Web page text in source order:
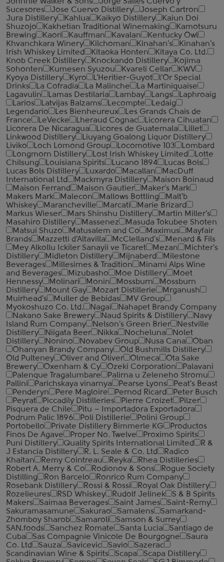
Sucesores
Jose Cuervo Distillery
Joseph Cartron
Jura Distillery
Kahlua Kaikyo Distillery
Kaiun Doi
Shuzojo
Kakhetian Traditional Winemaking
Kamotsuru
Brewing
Kaori Kauffman Kavalan
Kentucky Owl
Khvanchkara Winery
Kilchoman Kinahan's
Kinahan's
Irish Whiskey Limited
Kitaoka Honten
Kitaya Co. Ltd.
Knob Creek Distillery
Knockando Distillery
Kojima
Sohonten
Kumesen Syuzou Kvareli Cellar
KWV
Kyoya Distillery
Kyro L'Heritier-Guyot
l'Or Special
Drinks
La Cofradia La Malinche
La Martiniquaise
Lagavulin
Lamas Destilaria Lambay Langs
Laphroaig
Larios
Latvijas Balzams Lecompte
Ledaig
Legendario
Les Bienheureux
Les Grands Chais de
France
LeVecke Lheraud Cognac
Licorera Cihuatan
Licorera De Nicaragua
Licores de Guatemala
Lillet
Linkwood Distillery
Liuyang Goalong Liquor Distillery
Liviko
Loch Lomond Group Locomotive 103
Lombard
Longmorn Distillery
Lost Irish Whiskey Limited
Lotte
Chilsung
Louisiana Spirits Lucano 1894
Lucas Bols
Lucas Bols Distillery
Luxardo Macallan
MacDuff
International Ltd
Mackmyra Distillery
Maison Boinaud
Maison Ferrand
Maison Gautier
Maker's Mark
Makers Mark
Malecon Mallows Bottling
Malt'b
Whiskey
Marancheville Marcati
Marie Brizard
Markus Wieser
Mars Shinshu Distillery
Martin Miller's
Masahiro Distillery
Massenez
Masuda Tokubee Shoten
Matsui Shuzo
Matusalem and Co Maximus
Mayfair
Brands
Mazzetti d'Altavilla McClelland's
Menard & Fils
Mey Alkollu Ickiler Sanayii ve Ticaret
Mezan
Michter's
Distillery
Midleton Distillery Mijnaberd
Milestone
Beverages
Millesimes & Tradition
Minami Alps Wine
and Beverages
Mizubasho Moe Distillery
Moet
Hennessy
Molinari Monin Mossburn
Mossburn
Distillery
Mount Gay Mozart Distillerie
Mrganush
Muirhead's
Muller de Bebidas
MV Group
Myokoshuzo Co. Ltd.
Nagai
Nahapet Brandy Company
Nakano Sake Brewery
Naud Spirits & Distillery
Navy
Island Rum Company
Nelson's Green Brier
Nestville
Distillery
Niigata Beer Nikka Nocheluna
Nolet
Distillery
Nonino Novabev Group Nusa Cana
Oban
Ohanyan Brandy Company
Old Bushmills Distillery
Old Pulteney
Oliver and Oliver Olmeca
Ota Sake
Brewery
Oxenham & Cy Ozeki Corporation
Palavani
Palenque Tragalumbare
Palirna u Zeleneho Stromu
Pallini
Parichskaya vinarnya Pearse Lyons
Peat's Beast
Penderyn
Pere Magloire Pernod Ricard
Peter Busch
Peyrat
Piccadily Distilleries Pierre Croizet
Pilzer
Pisquera de Chile
Pitu – Importadora Exportadora
Podrum Palic 1896
Poli Distillerie
Polini Group
Portobello
Private Distillery Bimmerle KG
Productos
Finos De Agave
Proper No. Twelve
Proximo Spirits
Puni Distillery
Quality Spirits International Limited
R &
J Estancia Distillery
R. L. Seale & Co. Ltd
Radico
Khaitan
Remy Cointreau Reyka
Rhea Distilleries
Robert A. Merry & Co
Rodionov & Sons
Rogue Society
Distilling
Ron Barcelo
Ronrico Rum Company
Rosebank Distillery
Rossi & Rossi
Royal Oak Distillery
Rozelieures
RSD Whiskey Rudolf Jelinek
S & B Spirits
Makers
Saimaa Beverages Saint James
Saint-Remy
Sakuramasamune
Sakurao Samalens
Samarkand-
Zhomboy Sharob
Samaroli
Samson & Surrey
SAN.foods
Sanchez Romate Santa Lucia
Santiago de
Cuba
Sas Compagnie Vinicole De Bourgogne
Saura
Co. Ltd
Sauza Savicevic Savio
Sazerac
Scandinavian Wine & Spirits
Scapa
Scapa Distillery